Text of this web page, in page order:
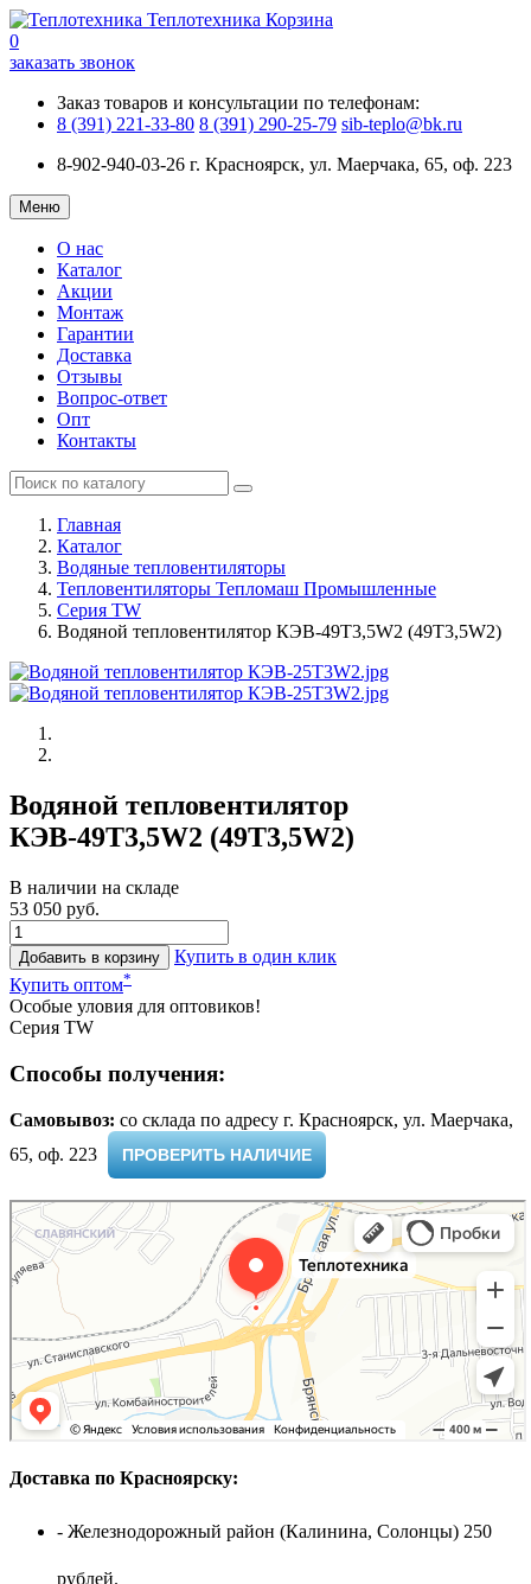
Теплотехника Корзина
0
заказать звонок
Заказ товаров и консультации по телефонам:
8 (391) 221-33-80 8 (391) 290-25-79 sib-teplo@bk.ru
8-902-940-03-26 г. Красноярск, ул. Маерчака, 65, оф. 223
Меню
О нас
Каталог
Акции
Монтаж
Гарантии
Доставка
Отзывы
Вопрос-ответ
Опт
Контакты
Главная
Каталог
Водяные тепловентиляторы
Тепловентиляторы Тепломаш Промышленные
Серия TW
Водяной тепловентилятор КЭВ-49T3,5W2 (49Т3,5W2)
Водяной тепловентилятор
КЭВ-49T3,5W2 (49Т3,5W2)
В наличии на складе
53 050 руб.
Добавить в корзину
Купить в один клик
Купить оптом*
Особые уловия для оптовиков!
Серия TW
Способы получения:
Самовывоз: cо склада по адресу г. Красноярск, ул. Маерчака,
65, оф. 223 ​
ПРОВЕРИТЬ НАЛИЧИЕ
Доставка по Красноярску:
- Железнодорожный район (Калинина, Солонцы) 250
рублей.